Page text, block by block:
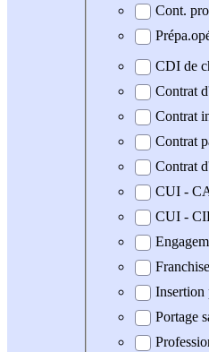
Cont.
CDI de
Contrat
Contrat
Contrat
Contrat
CUI -
CUI -
Franchise
Insertion
Portage